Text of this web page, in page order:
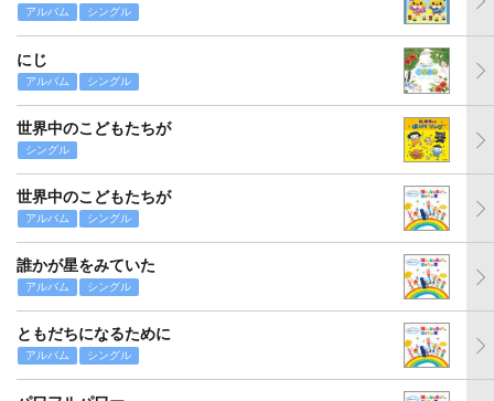
アルバム シングル
にじ
アルバム シングル
世界中のこどもたちが
シングル
世界中のこどもたちが
アルバム シングル
誰かが星をみていた
アルバム シングル
ともだちになるために
アルバム シングル